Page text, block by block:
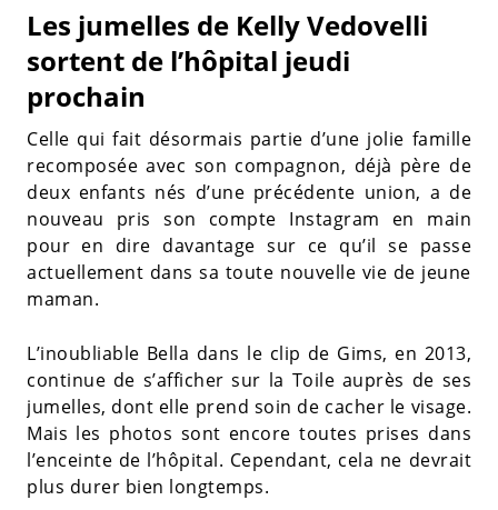
Les jumelles de Kelly Vedovelli
sortent de l’hôpital jeudi
prochain
Celle qui fait désormais partie d’une jolie famille
recomposée avec son compagnon, déjà père de
deux enfants nés d’une précédente union, a de
nouveau pris son compte Instagram en main
pour en dire davantage sur ce qu’il se passe
actuellement dans sa toute nouvelle vie de jeune
maman.
L’inoubliable Bella dans le clip de Gims, en 2013,
continue de s’afficher sur la Toile auprès de ses
jumelles, dont elle prend soin de cacher le visage.
Mais les photos sont encore toutes prises dans
l’enceinte de l’hôpital. Cependant, cela ne devrait
plus durer bien longtemps.